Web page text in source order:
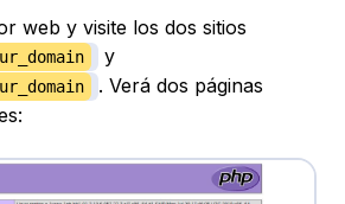
web y visite los dos sitios
y
. Verá dos páginas